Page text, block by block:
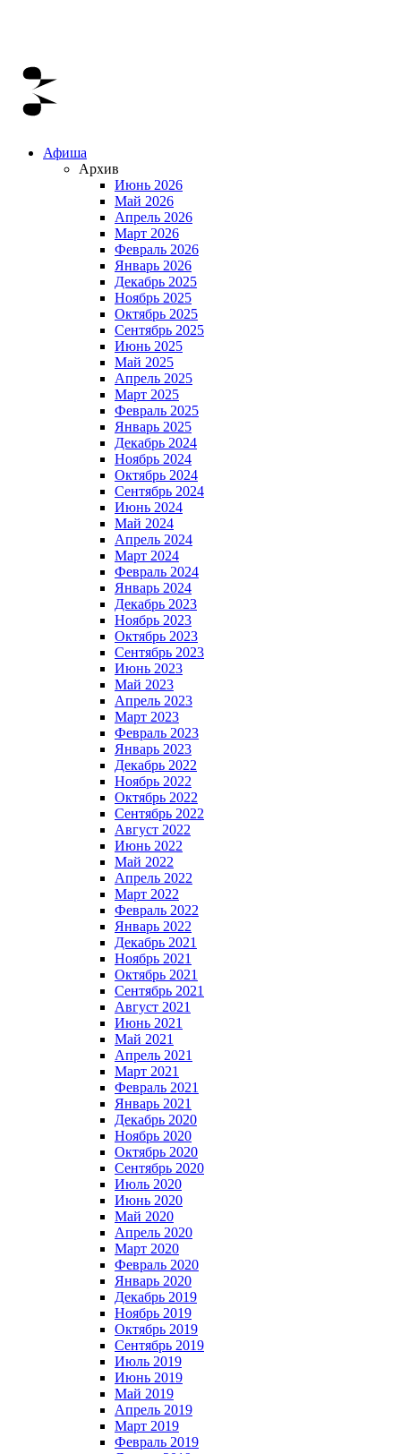
Афиша
Архив
Июнь 2026
Май 2026
Апрель 2026
Март 2026
Февраль 2026
Январь 2026
Декабрь 2025
Ноябрь 2025
Октябрь 2025
Сентябрь 2025
Июнь 2025
Май 2025
Апрель 2025
Март 2025
Февраль 2025
Январь 2025
Декабрь 2024
Ноябрь 2024
Октябрь 2024
Сентябрь 2024
Июнь 2024
Май 2024
Апрель 2024
Март 2024
Февраль 2024
Январь 2024
Декабрь 2023
Ноябрь 2023
Октябрь 2023
Сентябрь 2023
Июнь 2023
Май 2023
Апрель 2023
Март 2023
Февраль 2023
Январь 2023
Декабрь 2022
Ноябрь 2022
Октябрь 2022
Сентябрь 2022
Август 2022
Июнь 2022
Май 2022
Апрель 2022
Март 2022
Февраль 2022
Январь 2022
Декабрь 2021
Ноябрь 2021
Октябрь 2021
Сентябрь 2021
Август 2021
Июнь 2021
Май 2021
Апрель 2021
Март 2021
Февраль 2021
Январь 2021
Декабрь 2020
Ноябрь 2020
Октябрь 2020
Сентябрь 2020
Июль 2020
Июнь 2020
Май 2020
Апрель 2020
Март 2020
Февраль 2020
Январь 2020
Декабрь 2019
Ноябрь 2019
Октябрь 2019
Сентябрь 2019
Июль 2019
Июнь 2019
Май 2019
Апрель 2019
Март 2019
Февраль 2019